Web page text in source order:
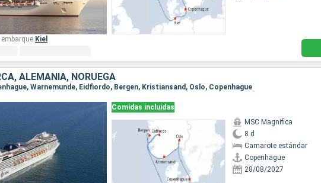
Kiel
ALEMANIA, NORUEGA
Warnemunde, Eidfiordo, Bergen, Kristiansand, Oslo, Copenhague
Comidas incluidas
MSC Magnifica
8 d
Camarote estándar
Copenhague
28/08/2027